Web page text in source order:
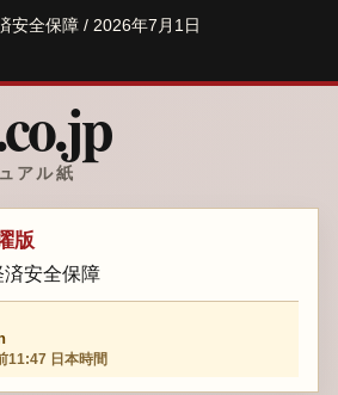
安全保障 / 2026年7月1日
アル紙
版
済安全保障
11:47 日本時間